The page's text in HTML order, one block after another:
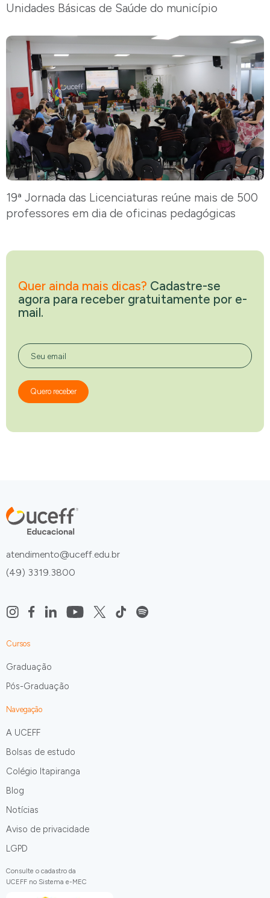
Unidades Básicas de Saúde do município
19ª Jornada das Licenciaturas reúne mais de 500
professores em dia de oficinas pedagógicas
Quer ainda mais dicas? Cadastre-se
agora para receber gratuitamente por e-
mail.
Seu email
Quero receber
atendimento@uceff.edu.br
(49) 3319.3800
Cursos
Graduação
Pós-Graduação
Navegação
A UCEFF
Bolsas de estudo
Colégio Itapiranga
Blog
Notícias
Aviso de privacidade
LGPD
Consulte o cadastro da
UCEFF no Sistema e-MEC